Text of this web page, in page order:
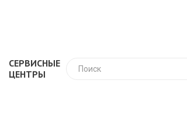
СЕРВИСНЫЕ
ЦЕНТРЫ